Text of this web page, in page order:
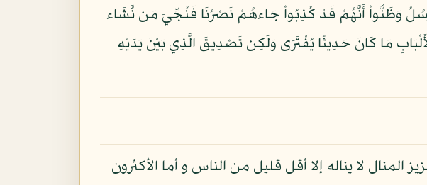
أَفَلاَ تَعْقِلُونَ (109) حَتَّى إِذَا اسْتَيْأَسَ الرُّسُلُ وَظَنُّواْ أَنَّهُمْ قَدْ كُذِبُواْ جَاءهُمْ نَصْرُنَا فَنُجِّيَ مَن نَّشَاء
قَصَصِهِمْ عِبْرَةٌ لِّأُوْلِي الأَلْبَابِ مَا كَانَ حَدِيثًا يُفْتَرَى وَلَكِن تَصْدِيقَ الَّذِي بَيْنَ يَدَيْهِ
لا يناله إلا أقل قليل من الناس و أما الأكثرون